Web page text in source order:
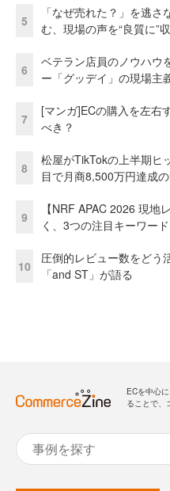
5
「なぜ売れた？」を逃
む、現場の声を“良質に”
6
ベテラン店員のノウハウ
ー「グッデイ」の現場主
7
[マンガ]ECの購入を左右
べき？
8
松屋がTikTokの上半期ヒ
目で月商8,500万円達成
9
【NRF APAC 2026 現地
く、3つの注目キーワード
10
圧倒的レビュー数をどう
「and ST」が語る
ECを中心
ることで、